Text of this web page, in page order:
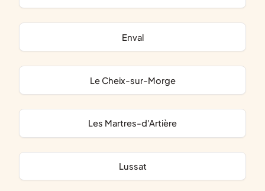
Enval
Le Cheix-sur-Morge
Les Martres-d'Artière
Lussat